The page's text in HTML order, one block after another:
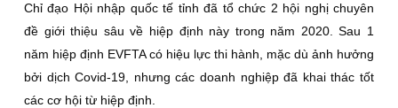
Chỉ đạo Hội nhập quốc tế tỉnh đã tổ chức 2 hội nghị chuyên
đề giới thiệu sâu về hiệp định này trong năm 2020. Sau 1
năm hiệp định EVFTA có hiệu lực thi hành, mặc dù ảnh hưởng
bởi dịch Covid-19, nhưng các doanh nghiệp đã khai thác tốt
các cơ hội từ hiệp định.